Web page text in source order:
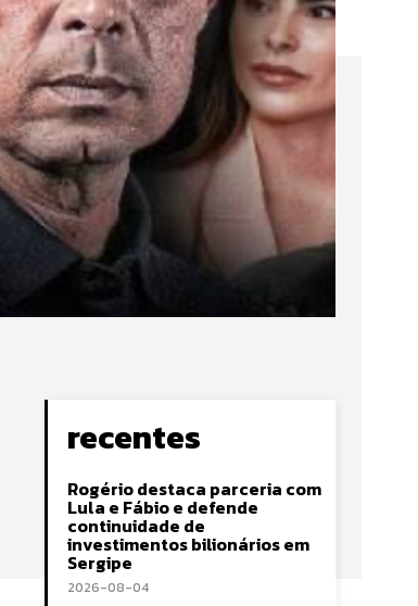
recentes
Rogério destaca parceria com
Lula e Fábio e defende
continuidade de
investimentos bilionários em
Sergipe
2026-08-04